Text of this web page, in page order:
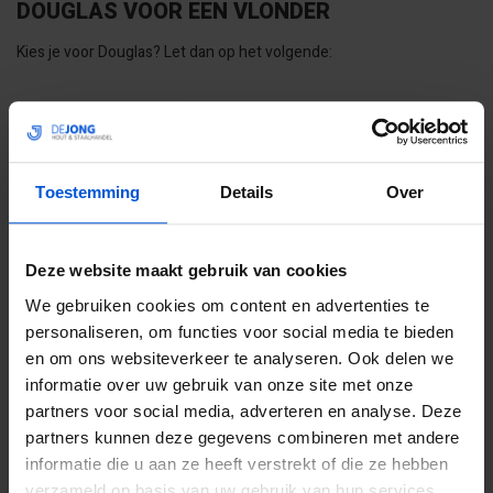
Toestemming Details Over
Deze website maakt gebruik van cookies
We gebruiken cookies om content en advertenties te
personaliseren, om functies voor social media te bieden
en om ons websiteverkeer te analyseren. Ook delen we
informatie over uw gebruik van onze site met onze
partners voor social media, adverteren en analyse. Deze
partners kunnen deze gegevens combineren met andere
informatie die u aan ze heeft verstrekt of die ze hebben
DOUGLAS VOOR EEN VLONDER
Kies je voor Douglas? Let dan op het volgende:
Vermijd grondcontact: Gebruik onderbalken van hardhout of
rubberen tegeldragers.
Zorg voor ventilatie: Laat lucht onder de vlonder doorstromen.
Verwerk het hout volgens de regels: Gebruik RVS-schroeven en
werk de kopse kanten af.
Voorkom gladheid: Kies voor planken met profiel of behandel ze
ALTERNATIEVEN OVERWEGEN?
Heb je twijfels? Dan zijn er ook alternatieven. Denk aan hardhout,
zoals Bankirai, of composiet. Die gaan vaak langer mee, maar zijn
ook een stuk duurder. Douglas blijft een prima prijs-kwaliteitkeuze
voor wie een stevige, mooie en betaalbare vlonder wil. Bij vragen,
neem gerust contact op met onze klantenservice. Wij helpen je
graag verder.